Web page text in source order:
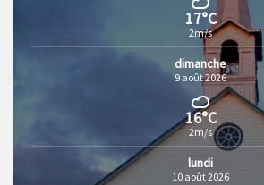
17°C
2m/s
dimanche
9 août 2026
16°C
2m/s
lundi
10 août 2026